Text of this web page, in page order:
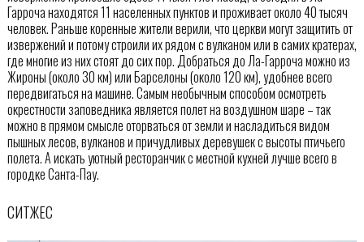
Гарроча находятся 11 населенных пунктов и проживает около 40 тысяч
человек. Раньше коренные жители верили, что церкви могут защитить от
извержений и потому строили их рядом с вулканом или в самих кратерах,
где многие из них стоят до сих пор. Добраться до Ла-Гарроча можно из
Жироны (около 30 км) или Барселоны (около 120 км), удобнее всего
передвигаться на машине. Самым необычным способом осмотреть
окрестности заповедника является полет на воздушном шаре – так
можно в прямом смысле оторваться от земли и насладиться видом
пышных лесов, вулканов и причудливых деревушек с высоты птичьего
полета. А искать уютный ресторанчик с местной кухней лучше всего в
городке Санта-Пау.
СИТЖЕС